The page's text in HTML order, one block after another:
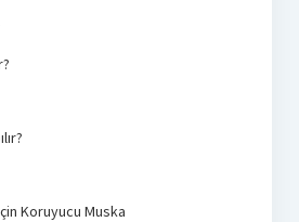
Koruyucu Muska